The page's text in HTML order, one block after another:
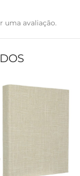
uma avaliação.